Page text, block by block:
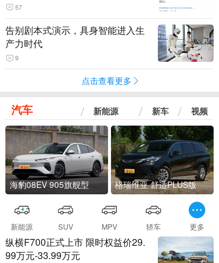
57
告别剧本式演示，具身智能进入生
产力时代
9
点击查看更多
汽车 新能源 新车 视频
海豹08EV 905旗舰型 格瑞维亚 舒适PLUS版
新能源 SUV MPV 轿车 更多
纵横F700正式上市 限时权益价29.
99万元-33.99万元